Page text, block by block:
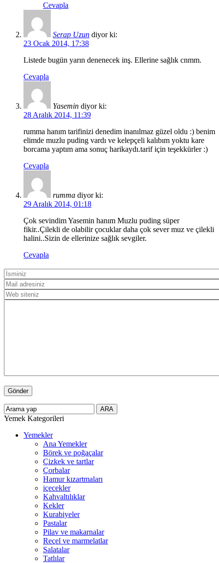
Cevapla
Serap Uzun diyor ki:
23 Ocak 2014, 17:38
Listede bugün yarın denenecek inş. Ellerine sağlık cnmm.
Cevapla
Yasemin diyor ki:
28 Aralık 2014, 11:39
rumma hanım tarifinizi denedim inanılmaz güzel oldu :) benim
elimde muzlu puding vardı ve kelepçeli kalıbım yoktu kare
borcama yaptım ama sonuç harikaydı.tarif için teşekkürler :)
Cevapla
rumma diyor ki:
29 Aralık 2014, 01:18
Çok sevindim Yasemin hanım Muzlu puding süper
fikir..Çilekli de olabilir çocuklar daha çok sever muz ve çilekli
halini..Sizin de ellerinize sağlık sevgiler.
Cevapla
Yemek Kategorileri
Yemekler
Ana Yemekler
Börek ve poğaçalar
Çizkek ve tartlar
Çorbalar
Hamur kızartmaları
içecekler
Kahvaltılıklar
Kekler
Kurabiyeler
Pastalar
Pilav ve makarnalar
Reçel ve marmelatlar
Salatalar
Tatlılar